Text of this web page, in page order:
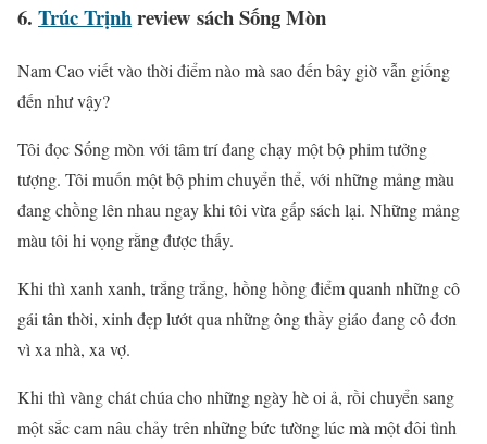
6. Trúc Trịnhreview sách Sống Mòn
Nam Cao viết vào thời điểm nào mà sao đến bây giờ vẫn giống
đến như vậy?
Tôi đọc Sống mòn với tâm trí đang chạy một bộ phim tưởng
tượng. Tôi muốn một bộ phim chuyển thể, với những mảng màu
đang chồng lên nhau ngay khi tôi vừa gấp sách lại. Những mảng
màu tôi hi vọng rằng được thấy.
Khi thì xanh xanh, trắng trắng, hồng hồng điểm quanh những cô
gái tân thời, xinh đẹp lướt qua những ông thầy giáo đang cô đơn
vì xa nhà, xa vợ.
Khi thì vàng chát chúa cho những ngày hè oi ả, rồi chuyển sang
một sắc cam nâu chảy trên những bức tường lúc mà một đôi tình